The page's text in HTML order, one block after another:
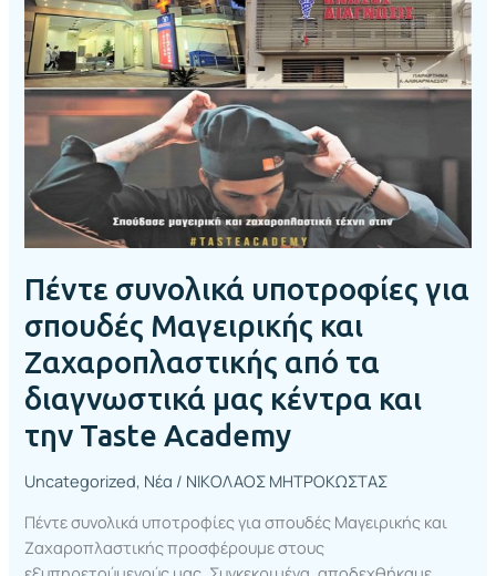
Πέντε συνολικά υποτροφίες για
σπουδές Μαγειρικής και
Ζαχαροπλαστικής από τα
διαγνωστικά μας κέντρα και
την Taste Academy
Uncategorized, Νέα / ΝΙΚΟΛΑΟΣ ΜΗΤΡΟΚΩΣΤΑΣ
Πέντε συνολικά υποτροφίες για σπουδές Μαγειρικής και
Ζαχαροπλαστικής προσφέρουμε στους
υποτροφίες
για
σπουδές
Μαγειρικής
και
Ζαχαροπλαστικής
από
τα
διαγνωστικά
μας
και
την
Taste
Academy